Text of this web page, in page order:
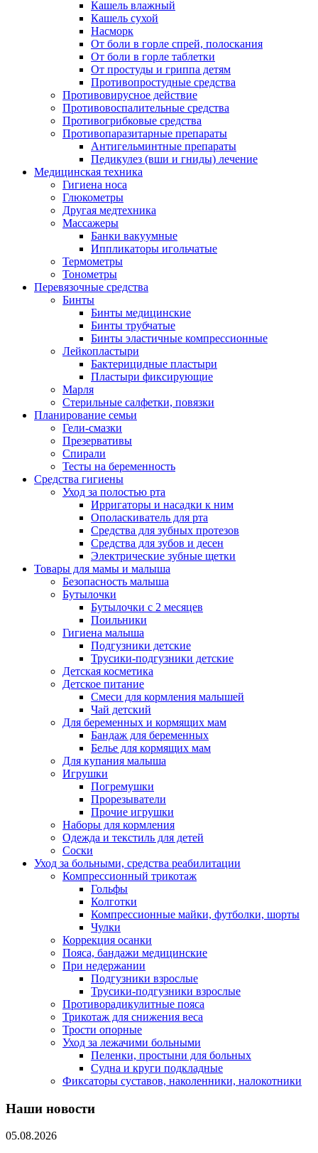
Кашель влажный
Кашель сухой
Насморк
От боли в горле спрей, полоскания
От боли в горле таблетки
От простуды и гриппа детям
Противопростудные средства
Противовирусное действие
Противовоспалительные средства
Противогрибковые средства
Противопаразитарные препараты
Антигельминтные препараты
Педикулез (вши и гниды) лечение
Медицинская техника
Гигиена носа
Глюкометры
Другая медтехника
Массажеры
Банки вакуумные
Иппликаторы игольчатые
Термометры
Тонометры
Перевязочные средства
Бинты
Бинты медицинские
Бинты трубчатые
Бинты эластичные компрессионные
Лейкопластыри
Бактерицидные пластыри
Пластыри фиксирующие
Марля
Стерильные салфетки, повязки
Планирование семьи
Гели-смазки
Презервативы
Спирали
Тесты на беременность
Средства гигиены
Уход за полостью рта
Ирригаторы и насадки к ним
Ополаскиватель для рта
Средства для зубных протезов
Средства для зубов и десен
Электрические зубные щетки
Товары для мамы и малыша
Безопасность малыша
Бутылочки
Бутылочки с 2 месяцев
Поильники
Гигиена малыша
Подгузники детские
Трусики-подгузники детские
Детская косметика
Детское питание
Смеси для кормления малышей
Чай детский
Для беременных и кормящих мам
Бандаж для беременных
Белье для кормящих мам
Для купания малыша
Игрушки
Погремушки
Прорезыватели
Прочие игрушки
Наборы для кормления
Одежда и текстиль для детей
Соски
Уход за больными, средства реабилитации
Компрессионный трикотаж
Гольфы
Колготки
Компрессионные майки, футболки, шорты
Чулки
Коррекция осанки
Пояса, бандажи медицинские
При недержании
Подгузники взрослые
Трусики-подгузники взрослые
Противорадикулитные пояса
Трикотаж для снижения веса
Трости опорные
Уход за лежачими больными
Пеленки, простыни для больных
Судна и круги подкладные
Фиксаторы суставов, наколенники, налокотники
Наши новости
05.08.2026